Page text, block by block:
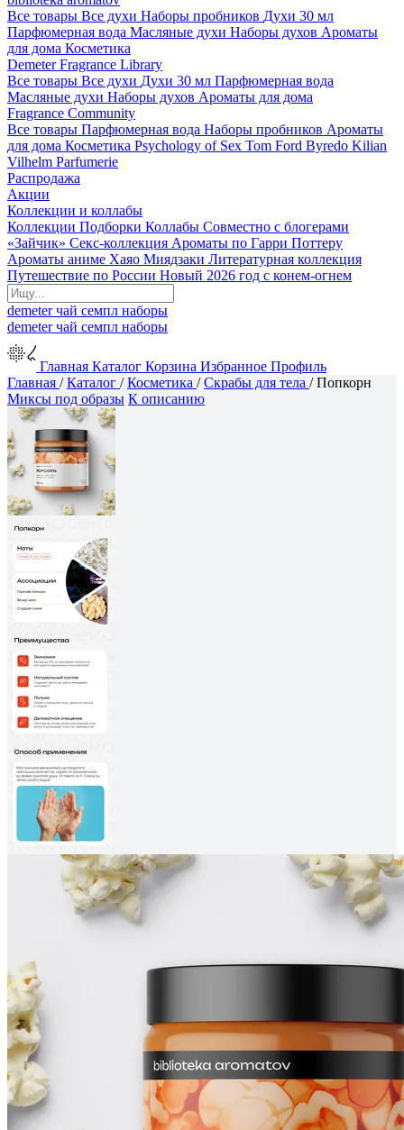
Все товары Все духи Наборы пробников Духи 30 мл
Парфюмерная вода Масляные духи Наборы духов Ароматы
для дома Косметика
Demeter Fragrance Library
Все товары Все духи Духи 30 мл Парфюмерная вода
Масляные духи Наборы духов Ароматы для дома
Fragrance Community
Все товары Парфюмерная вода Наборы пробников Ароматы
для дома Косметика Psychology of Sex Tom Ford Byredo Kilian
Vilhelm Parfumerie
Распродажа
Акции
Коллекции и коллабы
Коллекции Подборки Коллабы Совместно с блогерами
«Зайчик» Секс-коллекция Ароматы по Гарри Поттеру
Ароматы аниме Хаяо Миядзаки Литературная коллекция
Путешествие по России Новый 2026 год с конем-огнем
demeterчай семпл наборы
demeterчай семпл наборы
Главная Каталог Корзина Избранное Профиль
Главная /Каталог /Косметика /Скрабы для тела /Попкорн
Миксы под образы К описанию